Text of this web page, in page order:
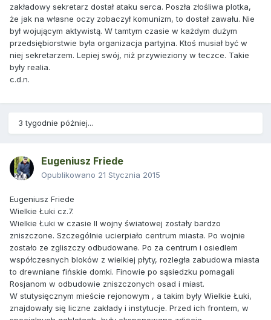
zakładowy sekretarz dostał ataku serca. Poszła złośliwa plotka,
że jak na własne oczy zobaczył komunizm, to dostał zawału. Nie
był wojującym aktywistą. W tamtym czasie w każdym dużym
przedsiębiorstwie była organizacja partyjna. Ktoś musiał być w
niej sekretarzem. Lepiej swój, niż przywieziony w teczce. Takie
były realia.
c.d.n.
3 tygodnie później...
Eugeniusz Friede
Opublikowano 21 Stycznia 2015
Eugeniusz Friede
Wielkie Łuki cz.7.
Wielkie Łuki w czasie II wojny światowej zostały bardzo
zniszczone. Szczególnie ucierpiało centrum miasta. Po wojnie
zostało ze zgliszczy odbudowane. Po za centrum i osiedlem
współczesnych bloków z wielkiej płyty, rozległa zabudowa miasta
to drewniane fińskie domki. Finowie po sąsiedzku pomagali
Rosjanom w odbudowie zniszczonych osad i miast.
W stutysięcznym mieście rejonowym , a takim były Wielkie Łuki,
znajdowały się liczne zakłady i instytucje. Przed ich frontem, w